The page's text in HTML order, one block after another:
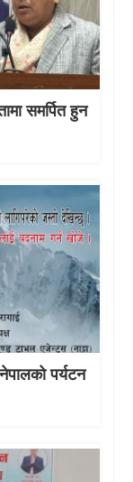
समर्पित हुन
पर्यटन